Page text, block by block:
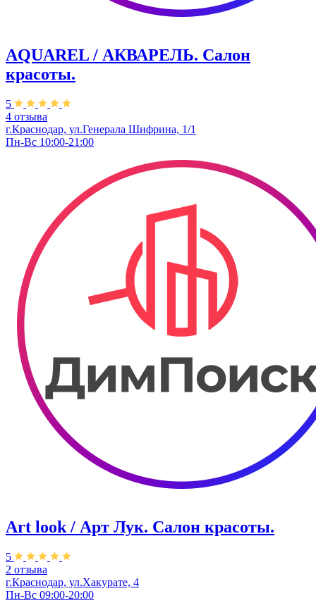
AQUAREL / АКВАРЕЛЬ. Салон
красоты.
5
4 отзыва
г.Краснодар, ул.Генерала Шифрина, 1/1
Пн-Вс 10:00-21:00
Art look / Арт Лук. Салон красоты.
5
2 отзыва
г.Краснодар, ул.Хакурате, 4
Пн-Вс 09:00-20:00